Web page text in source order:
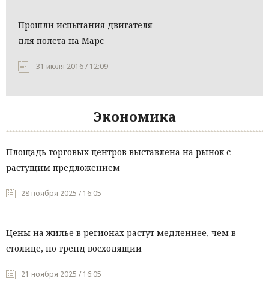
Прошли испытания двигателя
для полета на Марс
31 июля 2016 / 12:09
Экономика
Площадь торговых центров выставлена на рынок с
растущим предложением
28 ноября 2025 / 16:05
Цены на жилье в регионах растут медленнее, чем в
столице, но тренд восходящий
21 ноября 2025 / 16:05